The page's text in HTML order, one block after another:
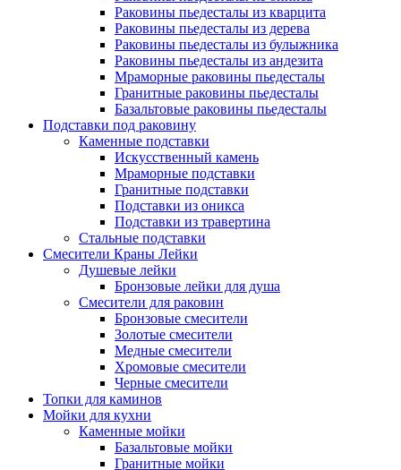
Раковины пьедесталы из кварцита
Раковины пьедесталы из дерева
Раковины пьедесталы из булыжника
Раковины пьедесталы из андезита
Мраморные раковины пьедесталы
Гранитные раковины пьедесталы
Базальтовые раковины пьедесталы
Подставки под раковину
Каменные подставки
Искусственный камень
Мраморные подставки
Гранитные подставки
Подставки из оникса
Подставки из травертина
Стальные подставки
Смесители Краны Лейки
Душевые лейки
Бронзовые лейки для душа
Смесители для раковин
Бронзовые смесители
Золотые смесители
Медные смесители
Хромовые смесители
Черные смесители
Топки для каминов
Мойки для кухни
Каменные мойки
Базальтовые мойки
Гранитные мойки